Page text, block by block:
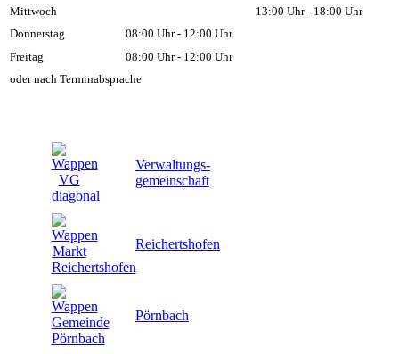
Mittwoch
13:00 Uhr - 18:00 Uhr
Donnerstag
08:00 Uhr - 12:00 Uhr
Freitag
08:00 Uhr - 12:00 Uhr
oder nach Terminabsprache
Verwaltungs-
gemeinschaft
Reichertshofen
Pörnbach